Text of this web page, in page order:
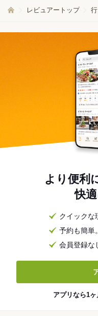
レビュアートップ
より便利
快
クイックな
予約も簡単
会員登録な
アプリなら1